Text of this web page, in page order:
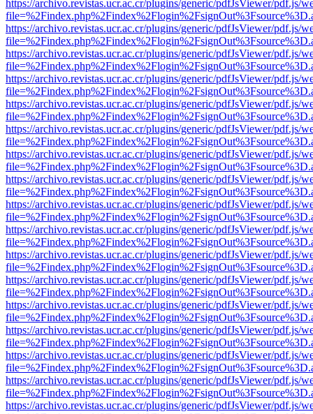
https://archivo.revistas.ucr.ac.cr/plugins/generic/pdfJsViewer/pdf.js/
https://archivo.revistas.ucr.ac.cr/plugins/generic/pdfJsViewer/pdf.js/
https://archivo.revistas.ucr.ac.cr/plugins/generic/pdfJsViewer/pdf.js/
https://archivo.revistas.ucr.ac.cr/plugins/generic/pdfJsViewer/pdf.js/
https://archivo.revistas.ucr.ac.cr/plugins/generic/pdfJsViewer/pdf.js/
https://archivo.revistas.ucr.ac.cr/plugins/generic/pdfJsViewer/pdf.js/
https://archivo.revistas.ucr.ac.cr/plugins/generic/pdfJsViewer/pdf.js/
https://archivo.revistas.ucr.ac.cr/plugins/generic/pdfJsViewer/pdf.js/
https://archivo.revistas.ucr.ac.cr/plugins/generic/pdfJsViewer/pdf.js/
https://archivo.revistas.ucr.ac.cr/plugins/generic/pdfJsViewer/pdf.js/
https://archivo.revistas.ucr.ac.cr/plugins/generic/pdfJsViewer/pdf.js/
https://archivo.revistas.ucr.ac.cr/plugins/generic/pdfJsViewer/pdf.js/
https://archivo.revistas.ucr.ac.cr/plugins/generic/pdfJsViewer/pdf.js/
https://archivo.revistas.ucr.ac.cr/plugins/generic/pdfJsViewer/pdf.js/
https://archivo.revistas.ucr.ac.cr/plugins/generic/pdfJsViewer/pdf.js/
https://archivo.revistas.ucr.ac.cr/plugins/generic/pdfJsViewer/pdf.js/
https://archivo.revistas.ucr.ac.cr/plugins/generic/pdfJsViewer/pdf.js/